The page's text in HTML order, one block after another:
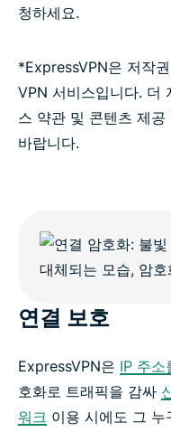
청하세요.
*ExpressVPN은 저작
VPN 서비스입니다. 더
스 약관 및 콘텐츠 제
바랍니다.
연결 보호
ExpressVPN은 IP 주소
호화로 트래픽을 감싸
워크 이용 시에도 그